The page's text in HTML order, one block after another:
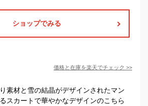
ショップでみる
価格と在庫を楽天でチェック >>
素材と雪の結晶がデザインされたマン
スカートで華やかなデザインのこちら